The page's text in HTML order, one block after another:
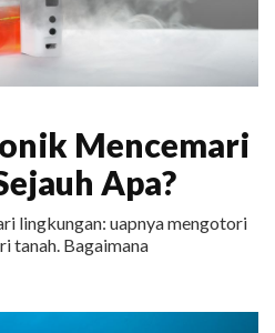
Mencemari
Apa?
lingkungan: uapnya mengotori
tanah. Bagaimana